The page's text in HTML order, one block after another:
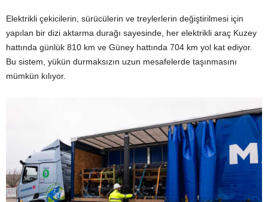
Elektrikli çekicilerin, sürücülerin ve treylerlerin değiştirilmesi için
yapılan bir dizi aktarma durağı sayesinde, her elektrikli araç Kuzey
hattında günlük 810 km ve Güney hattında 704 km yol kat ediyor.
Bu sistem, yükün durmaksızın uzun mesafelerde taşınmasını
mümkün kılıyor.